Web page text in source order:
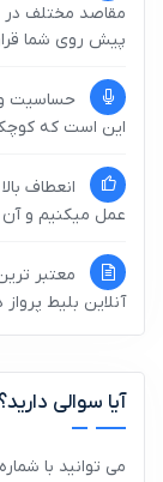
مقاصد مختلف در
پیش روی شما
حساسیت و
این است که
انعطاف
عمل میکنیم و آن
معتبر
آنلاین بلیط
آیا سوالی دارید؟
می توانید با